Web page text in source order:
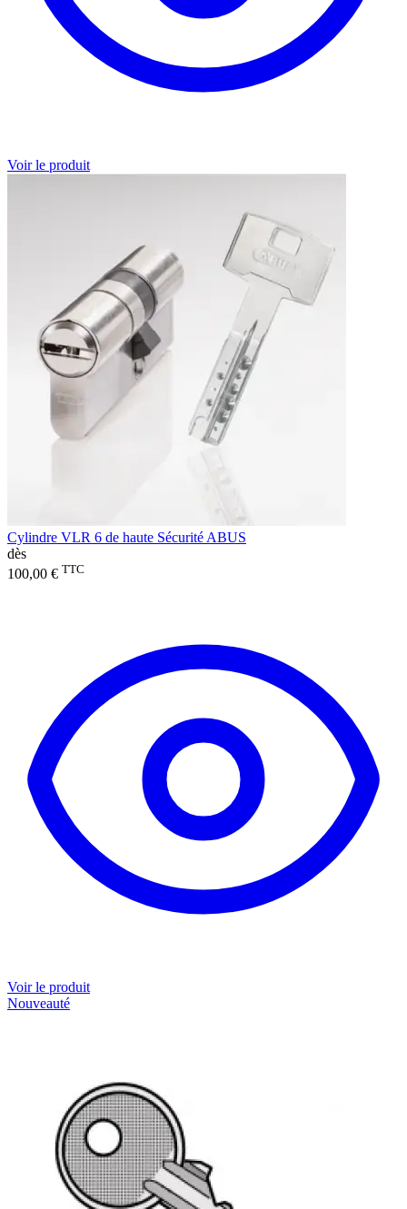
Voir le produit
Cylindre VLR 6 de haute Sécurité ABUS
dès
100,00 € TTC
Voir le produit
Nouveauté